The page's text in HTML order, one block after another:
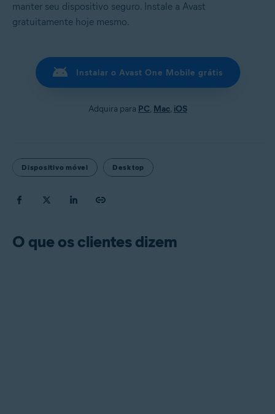
manter seu dispositivo seguro. Instale a Avast
gratuitamente hoje mesmo.
Instalar o Avast One Mobile grátis
Adquira para PC, Mac, iOS
Dispositivo móvel Desktop
O que os clientes dizem